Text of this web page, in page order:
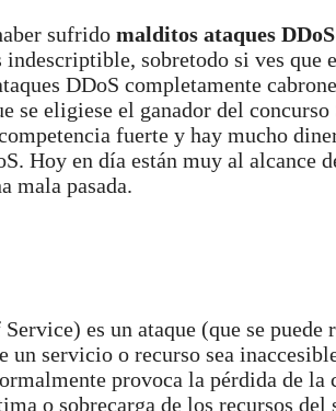
sufrido malditos ataques DDoS
sobretodo si ves que
DDoS completamente
se eligiese el ganador del
fuerte y hay mucho
Hoy en día están muy al alcance
mala pasada.
es un ataque (que se puede
un servicio o recurso sea
provoca la pérdida de
o sobrecarga de los recursos